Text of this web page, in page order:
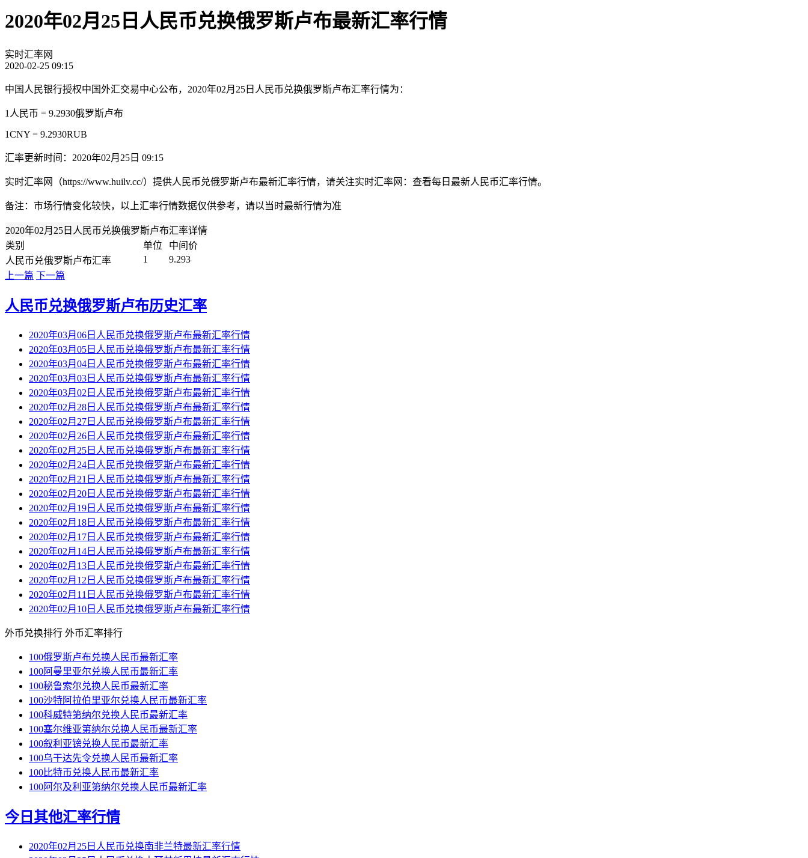
2020年02月25日人民币兑换俄罗斯卢布最新汇率行情
实时汇率网
2020-02-25 09:15
中国人民银行授权中国外汇交易中心公布，2020年02月25日人民币兑换俄罗斯卢布汇率行情为：
1人民币 = 9.2930俄罗斯卢布
1CNY = 9.2930RUB
汇率更新时间：2020年02月25日 09:15
实时汇率网（https://www.huilv.cc/）提供人民币兑俄罗斯卢布最新汇率行情，请关注实时汇率网：查看每日最新人民币汇率行情。
备注：市场行情变化较快，以上汇率行情数据仅供参考，请以当时最新行情为准
2020年02月25日人民币兑换俄罗斯卢布汇率详情
类别
单位
中间价
人民币兑俄罗斯卢布汇率
1
9.293
上一篇 下一篇
人民币兑换俄罗斯卢布历史汇率
2020年03月06日人民币兑换俄罗斯卢布最新汇率行情
2020年03月05日人民币兑换俄罗斯卢布最新汇率行情
2020年03月04日人民币兑换俄罗斯卢布最新汇率行情
2020年03月03日人民币兑换俄罗斯卢布最新汇率行情
2020年03月02日人民币兑换俄罗斯卢布最新汇率行情
2020年02月28日人民币兑换俄罗斯卢布最新汇率行情
2020年02月27日人民币兑换俄罗斯卢布最新汇率行情
2020年02月26日人民币兑换俄罗斯卢布最新汇率行情
2020年02月25日人民币兑换俄罗斯卢布最新汇率行情
2020年02月24日人民币兑换俄罗斯卢布最新汇率行情
2020年02月21日人民币兑换俄罗斯卢布最新汇率行情
2020年02月20日人民币兑换俄罗斯卢布最新汇率行情
2020年02月19日人民币兑换俄罗斯卢布最新汇率行情
2020年02月18日人民币兑换俄罗斯卢布最新汇率行情
2020年02月17日人民币兑换俄罗斯卢布最新汇率行情
2020年02月14日人民币兑换俄罗斯卢布最新汇率行情
2020年02月13日人民币兑换俄罗斯卢布最新汇率行情
2020年02月12日人民币兑换俄罗斯卢布最新汇率行情
2020年02月11日人民币兑换俄罗斯卢布最新汇率行情
2020年02月10日人民币兑换俄罗斯卢布最新汇率行情
外币兑换排行 外币汇率排行
100俄罗斯卢布兑换人民币最新汇率
100阿曼里亚尔兑换人民币最新汇率
100秘鲁索尔兑换人民币最新汇率
100沙特阿拉伯里亚尔兑换人民币最新汇率
100科威特第纳尔兑换人民币最新汇率
100塞尔维亚第纳尔兑换人民币最新汇率
100叙利亚镑兑换人民币最新汇率
100乌干达先令兑换人民币最新汇率
100比特币兑换人民币最新汇率
100阿尔及利亚第纳尔兑换人民币最新汇率
今日其他汇率行情
2020年02月25日人民币兑换南非兰特最新汇率行情